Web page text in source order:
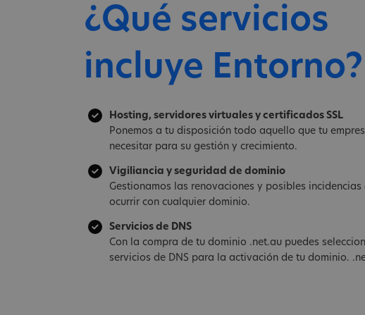
¿Qué servicios
incluye Entorno?
Hosting, servidores virtuales y certificados SSL
Ponemos a tu disposición todo aquello que tu
necesitar para su gestión y crecimiento.
Vigiliancia y seguridad de dominio
Gestionamos las renovaciones y posibles incidencias
ocurrir con cualquier dominio.
Servicios de DNS
Con la compra de tu dominio .net.au puedes
servicios de DNS para la activación de tu dominio.